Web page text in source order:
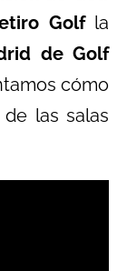
Golfla
de Golf
cómo
las salas